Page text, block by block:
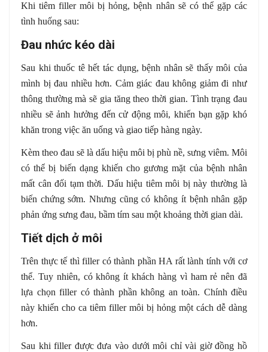
Khi tiêm filler môi bị hỏng, bệnh nhân sẽ có thể gặp các
tình huống sau:
Đau nhức kéo dài
Sau khi thuốc tê hết tác dụng, bệnh nhân sẽ thấy môi của
mình bị đau nhiều hơn. Cảm giác đau không giảm đi như
thông thường mà sẽ gia tăng theo thời gian. Tình trạng đau
nhiều sẽ ảnh hưởng đến cử động môi, khiến bạn gặp khó
khăn trong việc ăn uống và giao tiếp hàng ngày.
Kèm theo đau sẽ là dấu hiệu môi bị phù nề, sưng viêm. Môi
có thể bị biến dạng khiến cho gương mặt của bệnh nhân
mất cân đối tạm thời. Dấu hiệu tiêm môi bị này thường là
biến chứng sớm. Nhưng cũng có không ít bệnh nhân gặp
phản ứng sưng đau, bầm tím sau một khoảng thời gian dài.
Tiết dịch ở môi
Trên thực tế thì filler có thành phần HA rất lành tính với cơ
thể. Tuy nhiên, có không ít khách hàng vì ham rẻ nên đã
lựa chọn filler có thành phần không an toàn. Chính điều
này khiến cho ca tiêm filler môi bị hỏng một cách dễ dàng
hơn.
Sau khi filler được đưa vào dưới môi chỉ vài giờ đồng hồ